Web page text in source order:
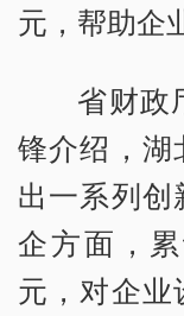
元，帮助企
省财政
锋介绍，湖
出一系列
企方面，
元，对企